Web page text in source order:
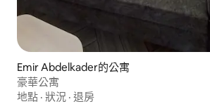
Emir Abdelkader的公寓
豪華公寓
地點 · 狀況 · 退房